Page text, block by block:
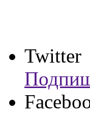
Twitter